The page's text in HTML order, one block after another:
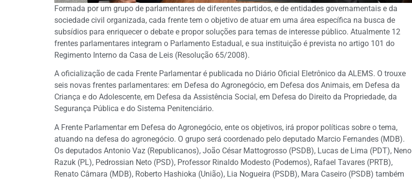
Formada por um grupo de parlamentares de diferentes partidos, e de entidades governamentais e da
sociedade civil organizada, cada frente tem o objetivo de atuar em uma área específica na busca de
subsídios para enriquecer o debate e propor soluções para temas de interesse público. Atualmente 12
frentes parlamentares integram o Parlamento Estadual, e sua instituição é prevista no artigo 101 do
Regimento Interno da Casa de Leis (Resolução 65/2008).
A oficialização de cada Frente Parlamentar é publicada no Diário Oficial Eletrônico da ALEMS. O trouxe
seis novas frentes parlamentares: em Defesa do Agronegócio, em Defesa dos Animais, em Defesa da
Criança e do Adolescente, em Defesa da Assistência Social, em Defesa do Direito da Propriedade, da
Segurança Pública e do Sistema Penitenciário.
A Frente Parlamentar em Defesa do Agronegócio, ente os objetivos, irá propor políticas sobre o tema,
atuando na defesa do agronegócio. O grupo será coordenado pelo deputado Marcio Fernandes (MDB).
Os deputados Antonio Vaz (Republicanos), João César Mattogrosso (PSDB), Lucas de Lima (PDT), Neno
Razuk (PL), Pedrossian Neto (PSD), Professor Rinaldo Modesto (Podemos), Rafael Tavares (PRTB),
Renato Câmara (MDB), Roberto Hashioka (União), Lia Nogueira (PSDB), Mara Caseiro (PSDB) também